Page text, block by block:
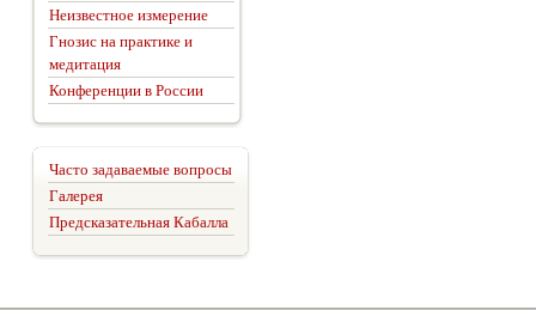
Неизвестное измерение
Гнозис на практике и
медитация
Конференции в России
Часто задаваемые вопросы
Галерея
Предсказательная Кабалла